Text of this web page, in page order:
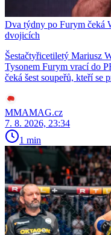
Dva týdny po Furym čeká
dvojicích
Šestačtyřicetiletý Mariusz
Tysonem Furym vrací do
čeká šest soupeřů, kteří se
MMAMAG.cz
7. 8. 2026, 23:34
1 min